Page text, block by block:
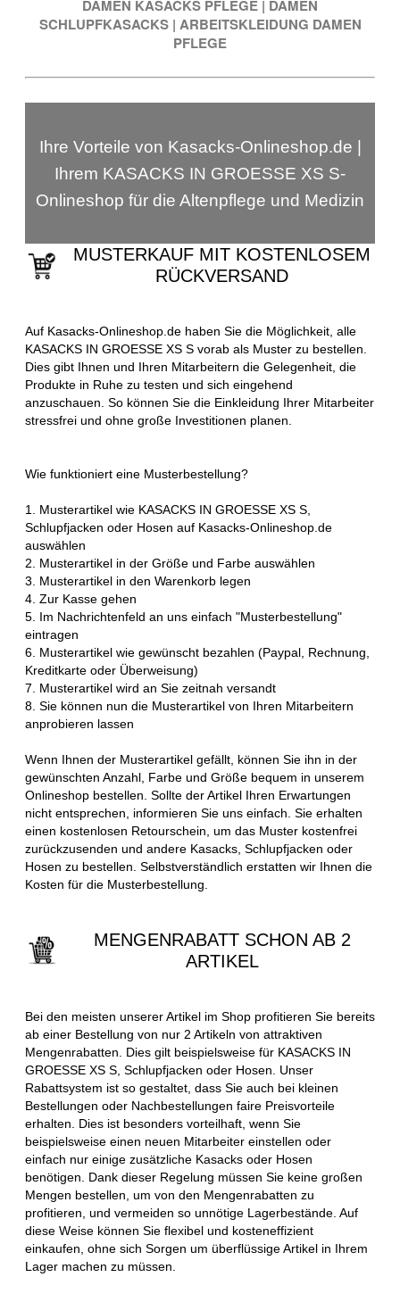
DAMEN KASACKS PFLEGE | DAMEN
SCHLUPFKASACKS | ARBEITSKLEIDUNG DAMEN
PFLEGE
Ihre Vorteile von Kasacks-Onlineshop.de |
Ihrem KASACKS IN GROESSE XS S-
Onlineshop für die Altenpflege und Medizin
MUSTERKAUF MIT KOSTENLOSEM
RÜCKVERSAND
Auf Kasacks-Onlineshop.de haben Sie die Möglichkeit, alle
KASACKS IN GROESSE XS S vorab als Muster zu bestellen.
Dies gibt Ihnen und Ihren Mitarbeitern die Gelegenheit, die
Produkte in Ruhe zu testen und sich eingehend
anzuschauen. So können Sie die Einkleidung Ihrer Mitarbeiter
stressfrei und ohne große Investitionen planen.
Wie funktioniert eine Musterbestellung?
1. Musterartikel wie KASACKS IN GROESSE XS S,
Schlupfjacken oder Hosen auf Kasacks-Onlineshop.de
auswählen
2. Musterartikel in der Größe und Farbe auswählen
3. Musterartikel in den Warenkorb legen
4. Zur Kasse gehen
5. Im Nachrichtenfeld an uns einfach "Musterbestellung"
eintragen
6. Musterartikel wie gewünscht bezahlen (Paypal, Rechnung,
Kreditkarte oder Überweisung)
7. Musterartikel wird an Sie zeitnah versandt
8. Sie können nun die Musterartikel von Ihren Mitarbeitern
anprobieren lassen
Wenn Ihnen der Musterartikel gefällt, können Sie ihn in der
gewünschten Anzahl, Farbe und Größe bequem in unserem
Onlineshop bestellen. Sollte der Artikel Ihren Erwartungen
nicht entsprechen, informieren Sie uns einfach. Sie erhalten
einen kostenlosen Retourschein, um das Muster kostenfrei
zurückzusenden und andere Kasacks, Schlupfjacken oder
Hosen zu bestellen. Selbstverständlich erstatten wir Ihnen die
Kosten für die Musterbestellung.
MENGENRABATT SCHON AB 2
ARTIKEL
Bei den meisten unserer Artikel im Shop profitieren Sie bereits
ab einer Bestellung von nur 2 Artikeln von attraktiven
Mengenrabatten. Dies gilt beispielsweise für KASACKS IN
GROESSE XS S, Schlupfjacken oder Hosen. Unser
Rabattsystem ist so gestaltet, dass Sie auch bei kleinen
Bestellungen oder Nachbestellungen faire Preisvorteile
erhalten. Dies ist besonders vorteilhaft, wenn Sie
beispielsweise einen neuen Mitarbeiter einstellen oder
einfach nur einige zusätzliche Kasacks oder Hosen
benötigen. Dank dieser Regelung müssen Sie keine großen
Mengen bestellen, um von den Mengenrabatten zu
profitieren, und vermeiden so unnötige Lagerbestände. Auf
diese Weise können Sie flexibel und kosteneffizient
einkaufen, ohne sich Sorgen um überflüssige Artikel in Ihrem
Lager machen zu müssen.